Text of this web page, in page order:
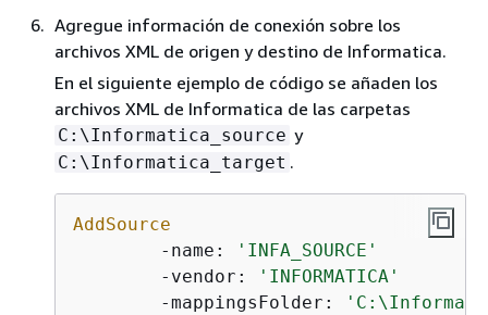
Agregue información de conexión sobre los
archivos XML de origen y destino de Informatica.
En el siguiente ejemplo de código se añaden los
archivos XML de Informatica de las carpetas
C:\Informatica_source y
C:\Informatica_target .
AddSource
	-name:
'INFA_SOURCE'
	-vendor:
'INFORMATICA'
	-mappingsFolder: